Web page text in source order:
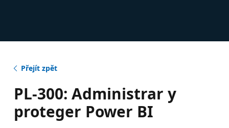
Přejít zpět
PL-300: Administrar y
proteger Power BI